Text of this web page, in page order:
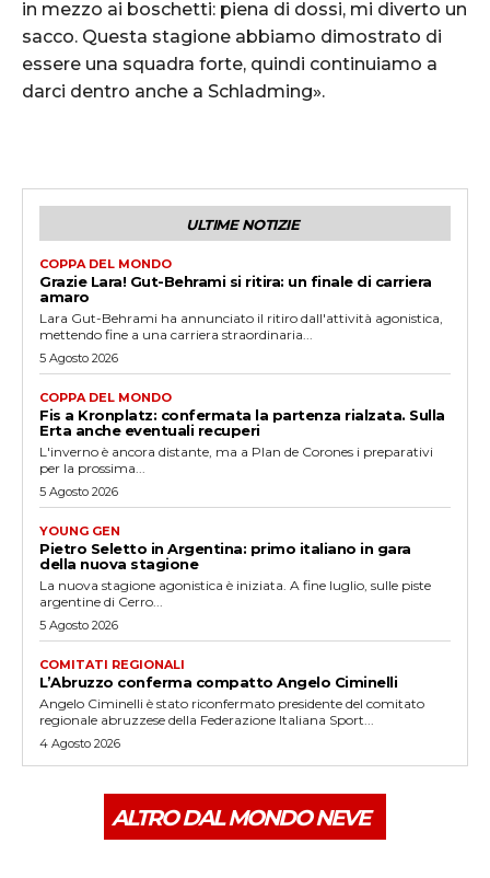
in mezzo ai boschetti: piena di dossi, mi diverto un
sacco. Questa stagione abbiamo dimostrato di
essere una squadra forte, quindi continuiamo a
darci dentro anche a Schladming».
ULTIME NOTIZIE
COPPA DEL MONDO
Grazie Lara! Gut-Behrami si ritira: un finale di carriera
amaro
Lara Gut-Behrami ha annunciato il ritiro dall'attività agonistica,
mettendo fine a una carriera straordinaria...
5 Agosto 2026
COPPA DEL MONDO
Fis a Kronplatz: confermata la partenza rialzata. Sulla
Erta anche eventuali recuperi
L'inverno è ancora distante, ma a Plan de Corones i preparativi
per la prossima...
5 Agosto 2026
YOUNG GEN
Pietro Seletto in Argentina: primo italiano in gara
della nuova stagione
La nuova stagione agonistica è iniziata. A fine luglio, sulle piste
argentine di Cerro...
5 Agosto 2026
COMITATI REGIONALI
L’Abruzzo conferma compatto Angelo Ciminelli
Angelo Ciminelli è stato riconfermato presidente del comitato
regionale abruzzese della Federazione Italiana Sport...
4 Agosto 2026
ALTRO DAL MONDO NEVE